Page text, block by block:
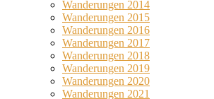
Wanderungen 2014
Wanderungen 2015
Wanderungen 2016
Wanderungen 2017
Wanderungen 2018
Wanderungen 2019
Wanderungen 2020
Wanderungen 2021